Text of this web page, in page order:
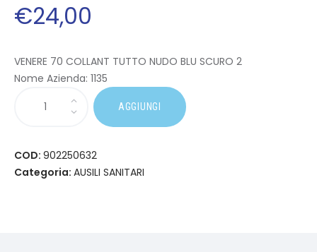
€24,00
VENERE 70 COLLANT TUTTO NUDO BLU SCURO 2
Nome Azienda: 1135
AGGIUNGI
COD: 902250632
Categoria: AUSILI SANITARI